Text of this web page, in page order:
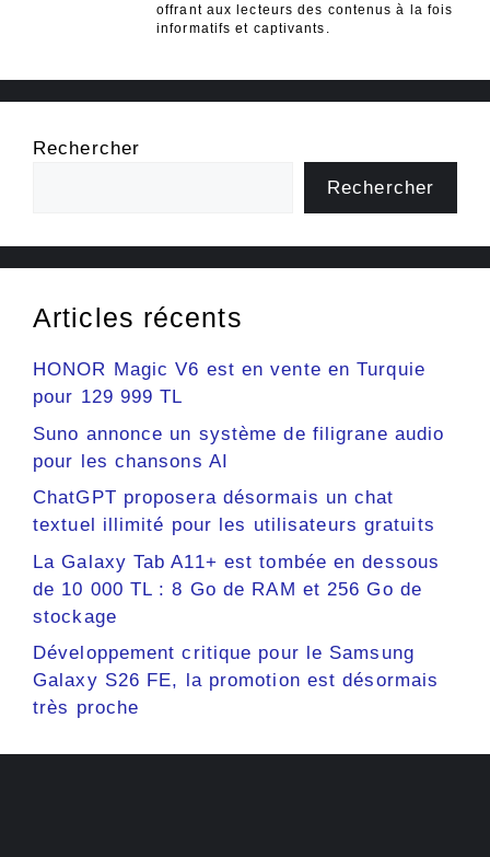
offrant aux lecteurs des contenus à la fois
informatifs et captivants.
Rechercher
Rechercher
Articles récents
HONOR Magic V6 est en vente en Turquie
pour 129 999 TL
Suno annonce un système de filigrane audio
pour les chansons AI
ChatGPT proposera désormais un chat
textuel illimité pour les utilisateurs gratuits
La Galaxy Tab A11+ est tombée en dessous
de 10 000 TL : 8 Go de RAM et 256 Go de
stockage
Développement critique pour le Samsung
Galaxy S26 FE, la promotion est désormais
très proche